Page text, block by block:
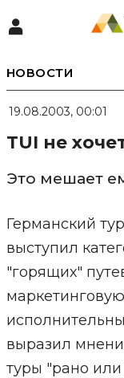
НОВОСТИ
19.08.2003, 00:01
TUI не
Это мешает
Германский
выступил
"горящих"
выразил
туры "рано